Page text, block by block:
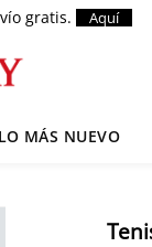
gratis. Aquí
LO MÁS NUEVO